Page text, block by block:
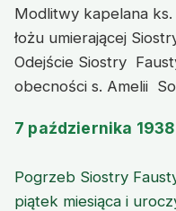
Modlitwy kapelana
łożu umierającej
Odejście Siostry
obecności s. Amelii
7 października 1938
Pogrzeb Siostry
piątek miesiąca i